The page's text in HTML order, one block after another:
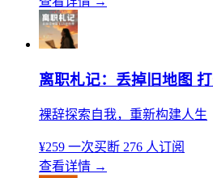
离职札记：丢掉旧地图
裸辞探索自我，重新构建人生
¥259 一次买断 276 人订阅
查看详情 →